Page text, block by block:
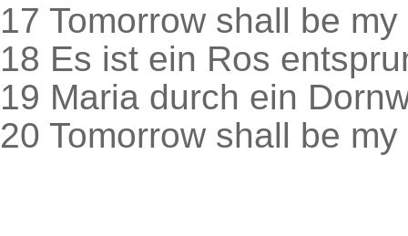
17 Tomorrow shall be
18 Es ist ein Ros
19 Maria durch ein
20 Tomorrow shall be